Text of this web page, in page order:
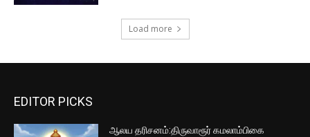
Load more
EDITOR PICKS
ஆலய தரிசனம்:திருவாரூர் கமலாம்பிகை